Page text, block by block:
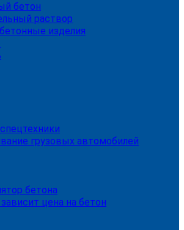
бетон
раствор
изделия
грузовых автомобилей
бетона
цена на бетон